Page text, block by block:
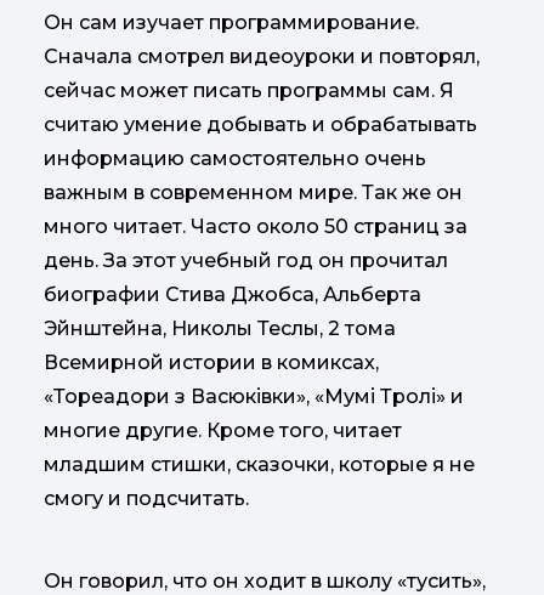
Он сам изучает программирование.
Сначала смотрел видеоуроки и повторял,
сейчас может писать программы сам. Я
считаю умение добывать и обрабатывать
информацию самостоятельно очень
важным в современном мире. Так же он
много читает. Часто около 50 страниц за
день. За этот учебный год он прочитал
биографии Стива Джобса, Альберта
Эйнштейна, Николы Теслы, 2 тома
Всемирной истории в комиксах,
«Тореадори з Васюківки», «Мумі Тролі» и
многие другие. Кроме того, читает
младшим стишки, сказочки, которые я не
смогу и подсчитать.
Он говорил, что он ходит в школу «тусить»,